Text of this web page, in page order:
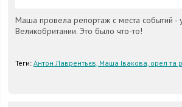
Маша провела репортаж с места событий -
Великобритании. Это было что-то!
Теги: Антон Лаврентьєв, Маша Івакова, орел та